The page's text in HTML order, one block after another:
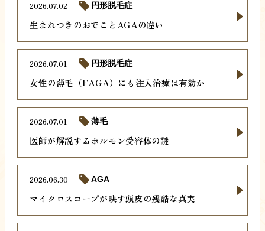
生まれつきのおでことAGAの違い
2026.07.02 円形脱毛症
女性の薄毛（FAGA）にも注入治療は有効か
2026.07.01 円形脱毛症
医師が解説するホルモン受容体の謎
2026.07.01 薄毛
マイクロスコープが映す頭皮の残酷な真実
2026.06.30 AGA